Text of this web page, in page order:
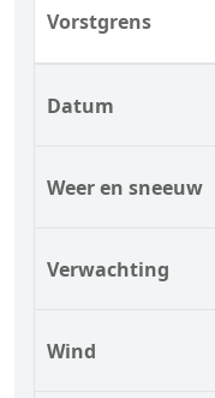
Vorstgrens
Datum
Weer en sneeuw
Verwachting
Wind